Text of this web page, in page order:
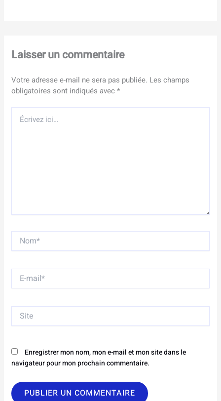
Laisser un commentaire
Votre adresse e-mail ne sera pas publiée. Les champs
obligatoires sont indiqués avec*
ici…
Nom*
E-
mail*
Site
Enregistrer mon nom, mon e-mail et mon site dans le
navigateur pour mon prochain commentaire.